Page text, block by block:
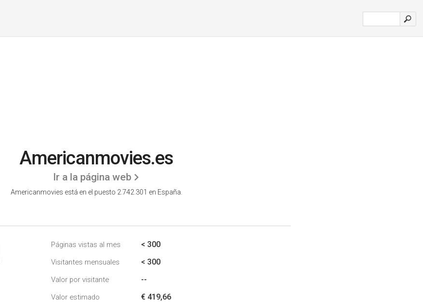
Americanmovies.es
Ir a la página web
Americanmovies está en el puesto 2.742.301 en España.
Páginas vistas al mes < 300
Visitantes mensuales < 300
Valor por visitante --
Valor estimado € 419,66